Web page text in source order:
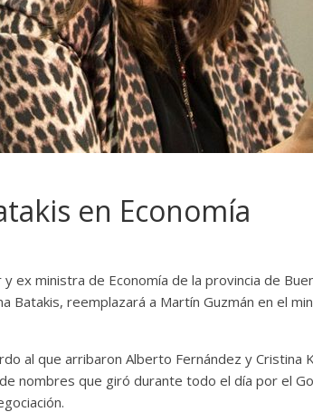
en Economía
ex ministra de Economía de la provincia de
Batakis, reemplazará a Martín Guzmán en el
al que arribaron Alberto Fernández y Cristina
nombres que giró durante todo el día por el